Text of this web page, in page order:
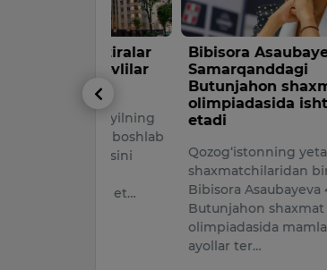
Bibisora Asaubayeva
Samarqanddagi
Butunjahon shaxmat
olimpiadasida ishtirok
etadi
Qozog‘istonning yetakchi
shaxmatchilaridan biri
Bibisora Asaubayeva 46-
Butunjahon shaxmat
olimpiadasida mamlakat
ayollar ter…